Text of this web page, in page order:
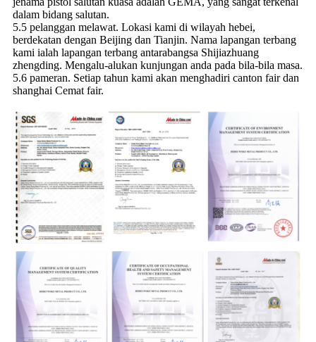
dalam bidang salutan.
5.5 pelanggan melawat. Lokasi kami di wilayah hebei,
berdekatan dengan Beijing dan Tianjin. Nama lapangan terbang
kami ialah lapangan terbang antarabangsa Shijiazhuang
zhengding. Mengalu-alukan kunjungan anda pada bila-bila masa.
5.6 pameran. Setiap tahun kami akan menghadiri canton fair dan
shanghai Cemat fair.